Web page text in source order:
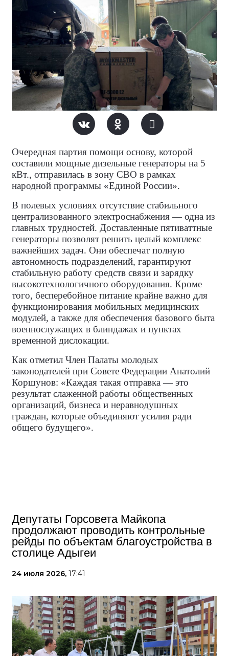
Очередная партия помощи основу, которой
составили мощные дизельные генераторы на 5
кВт., отправилась в зону СВО в рамках
народной программы «Единой России».
В полевых условиях отсутствие стабильного
централизованного электроснабжения — одна из
главных трудностей. Доставленные пятиваттные
генераторы позволят решить целый комплекс
важнейших задач. Они обеспечат полную
автономность подразделений, гарантируют
стабильную работу средств связи и зарядку
высокотехнологичного оборудования. Кроме
того, бесперебойное питание крайне важно для
функционирования мобильных медицинских
модулей, а также для обеспечения базового быта
военнослужащих в блиндажах и пунктах
временной дислокации.
Как отметил Член Палаты молодых
законодателей при Совете Федерации Анатолий
Коршунов: «Каждая такая отправка — это
результат слаженной работы общественных
организаций, бизнеса и неравнодушных
граждан, которые объединяют усилия ради
общего будущего».
Депутаты Горсовета Майкопа
продолжают проводить контрольные
рейды по объектам благоустройства в
столице Адыгеи
24 июля 2026, 17:41